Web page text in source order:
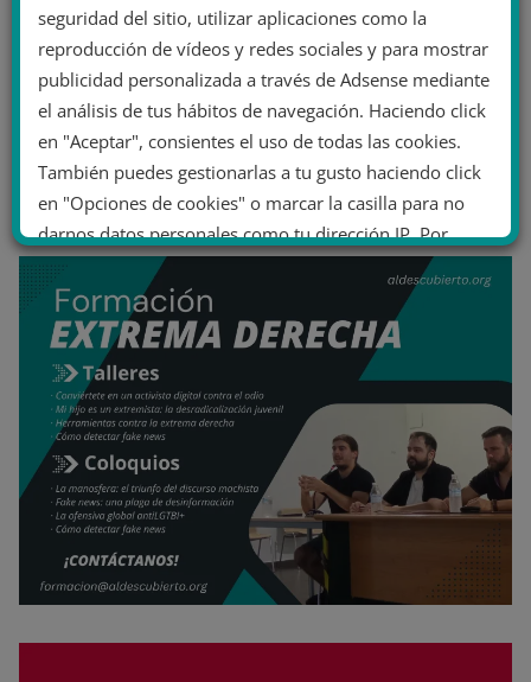
seguridad del sitio, utilizar aplicaciones como la
reproducción de vídeos y redes sociales y para mostrar
publicidad personalizada a través de Adsense mediante
el análisis de tus hábitos de navegación. Haciendo click
en "Aceptar", consientes el uso de todas las cookies.
También puedes gestionarlas a tu gusto haciendo click
en "Opciones de cookies" o marcar la casilla para no
darnos datos personales como tu dirección IP. Por
último, puedes leer nuestra Política de cookies.
No dar mi información personal
Opciones de cookies Aceptar cookies
Rechazar cookies Política de cookies